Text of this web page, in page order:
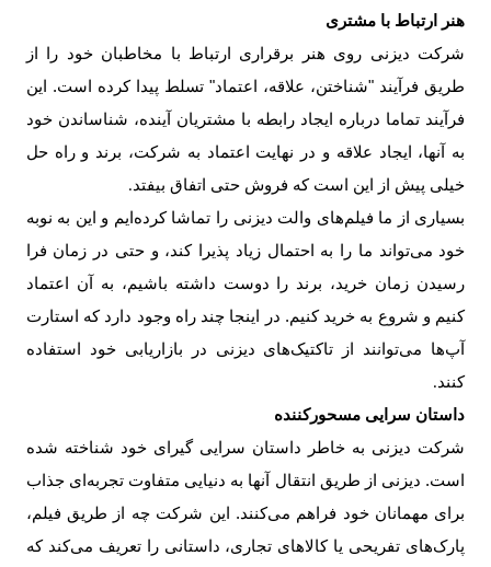
هنر ارتباط با مشتری
شرکت دیزنی روی هنر برقراری ارتباط با مخاطبان خود را از
طریق فرآیند "شناختن، علاقه، اعتماد" تسلط پیدا کرده است. این
فرآیند تماما درباره ایجاد رابطه با مشتریان آینده، شناساندن خود
به آنها، ایجاد علاقه و در نهایت اعتماد به شرکت، برند و راه حل
خیلی پیش از این است که فروش حتی اتفاق بیفتد.
بسیاری از ما فیلم‌های والت دیزنی را تماشا کرده‌ایم و این به نوبه
خود می­‌تواند ما را به احتمال زیاد پذیرا کند، و حتی در زمان فرا
رسیدن زمان خرید، برند را دوست داشته باشیم، به آن اعتماد
کنیم و شروع به خرید کنیم. در اینجا چند راه وجود دارد که استارت
آپ‌ها می­‌توانند از تاکتیک‌­های دیزنی در بازاریابی خود استفاده
کنند.
داستان سرایی مسحورکننده
شرکت دیزنی به خاطر داستان سرایی گیرای خود شناخته شده
است. دیزنی از طریق انتقال آنها به دنیایی متفاوت تجربه‌­ای جذاب
برای مهمانان خود فراهم می‌­کنند. این شرکت چه از طریق فیلم‌،
پارک‌های تفریحی یا کالاهای تجاری، داستانی را تعریف می‌کند که